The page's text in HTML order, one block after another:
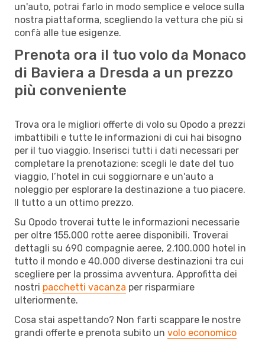
un'auto, potrai farlo in modo semplice e veloce sulla
nostra piattaforma, scegliendo la vettura che più si
confà alle tue esigenze.
Prenota ora il tuo volo da Monaco
di Baviera a Dresda a un prezzo
più conveniente
Trova ora le migliori offerte di volo su Opodo a prezzi
imbattibili e tutte le informazioni di cui hai bisogno
per il tuo viaggio. Inserisci tutti i dati necessari per
completare la prenotazione: scegli le date del tuo
viaggio, l’hotel in cui soggiornare e un'auto a
noleggio per esplorare la destinazione a tuo piacere.
Il tutto a un ottimo prezzo.
Su Opodo troverai tutte le informazioni necessarie
per oltre 155.000 rotte aeree disponibili. Troverai
dettagli su 690 compagnie aeree, 2.100.000 hotel in
tutto il mondo e 40.000 diverse destinazioni tra cui
scegliere per la prossima avventura. Approfitta dei
nostri pacchetti vacanza per risparmiare
ulteriormente.
Cosa stai aspettando? Non farti scappare le nostre
grandi offerte e prenota subito un volo economico